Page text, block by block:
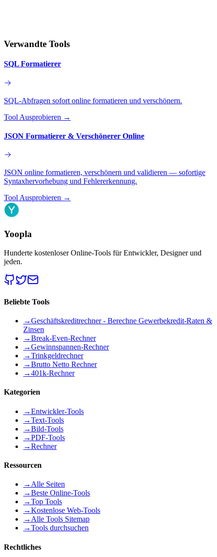
Verwandte Tools
SQL Formatierer
SQL-Abfragen sofort online formatieren und verschönern.
Tool Ausprobieren →
JSON Formatierer & Verschönerer Online
JSON online formatieren, verschönern und validieren — sofortige
Syntaxhervorhebung und Fehlererkennung.
Tool Ausprobieren →
Yoopla
Hunderte kostenloser Online-Tools für Entwickler, Designer und
jeden.
Beliebte Tools
→Geschäftskreditrechner - Berechne Gewerbekredit-Raten &
Zinsen
→Break-Even-Rechner
→Gewinnspannen-Rechner
→Trinkgeldrechner
→Brutto Netto Rechner
→401k-Rechner
Kategorien
→Entwickler-Tools
→Text-Tools
→Bild-Tools
→PDF-Tools
→Rechner
Ressourcen
→ Alle Seiten
→Beste Online-Tools
→Top Tools
→Kostenlose Web-Tools
→ Alle Tools Sitemap
→Tools durchsuchen
Rechtliches